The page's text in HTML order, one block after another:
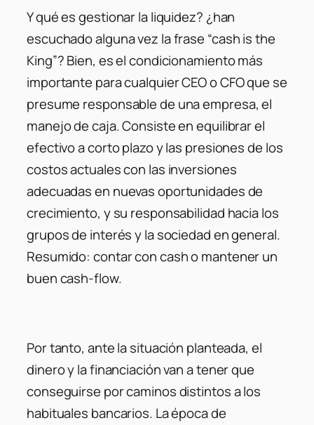
Y qué es gestionar la liquidez? ¿han
escuchado alguna vez la frase “cash is the
King”? Bien, es el condicionamiento más
importante para cualquier CEO o CFO que se
presume responsable de una empresa, el
manejo de caja. Consiste en equilibrar el
efectivo a corto plazo y las presiones de los
costos actuales con las inversiones
adecuadas en nuevas oportunidades de
crecimiento, y su responsabilidad hacia los
grupos de interés y la sociedad en general.
Resumido: contar con cash o mantener un
buen cash-flow.
Por tanto, ante la situación planteada, el
dinero y la financiación van a tener que
conseguirse por caminos distintos a los
habituales bancarios. La época de